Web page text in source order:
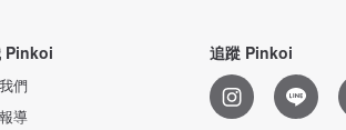
Pinkoi
們
導
追蹤 Pinkoi